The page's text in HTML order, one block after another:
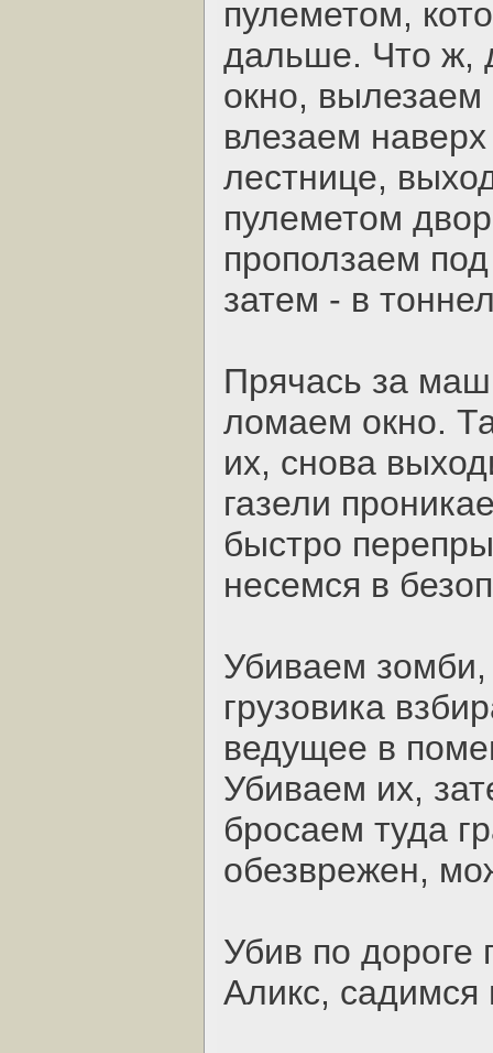
пулеметом,
дальше. Что ж,
окно, вылезаем
влезаем
лестнице,
пулеметом
проползаем
затем - в
Прячась за
ломаем окно.
их, снова
газели
быстро
несемся в
Убиваем зомби,
грузовика
ведущее в
Убиваем их,
бросаем туда
обезврежен,
Убив по дороге
Аликс,